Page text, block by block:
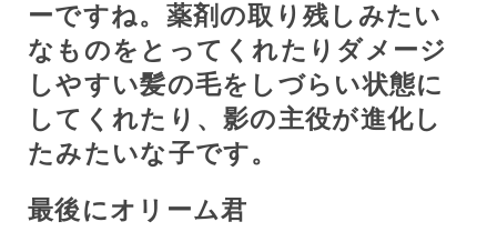
ーですね。薬剤の取り残しみたい
なものをとってくれたりダメージ
しやすい髪の毛をしづらい状態に
してくれたり、影の主役が進化し
たみたいな子です。
最後にオリーム君